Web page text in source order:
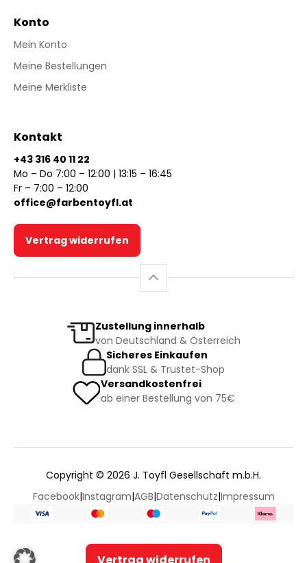
Konto
Mein Konto
Meine Bestellungen
Meine Merkliste
Kontakt
+43 316 40 11 22
Mo – Do 7:00 – 12:00 | 13:15 – 16:45
Fr – 7:00 – 12:00
office@farbentoyfl.at
Vertrag widerrufen
Zustellung innerhalb
von Deutschland & Österreich
Sicheres Einkaufen
dank SSL & Trustet-Shop
Versandkostenfrei
ab einer Bestellung von 75€
Copyright © 2026 J. Toyfl Gesellschaft m.b.H.
Facebook|Instagram|AGB|Datenschutz|Impressum